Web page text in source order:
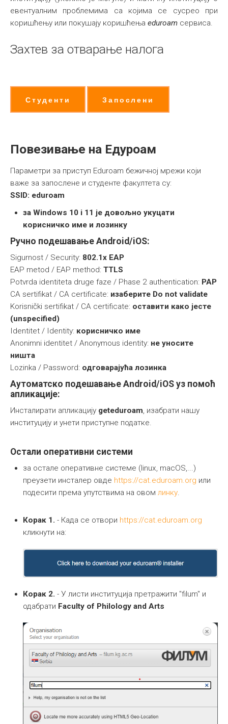
евентуалним проблемима са којима се сусрео при
коришћењу или покушају коришћења eduroam сервиса.
Захтев за отварање налога
Студенти Запослени
Повезивање на Едуроам
Параметри за приступ Eduroam бежичној мрежи који
важе за запослене и студенте факултета су:
SSID: eduroam
за Windows 10 i 11 је довољно укуцати
корисничко име и лозинку
Ручно подешавање Аndroid/iOS:
Sigurnost / Security: 802.1x EAP
EAP metod / EAP method: TTLS
Potvrda identiteta druge faze / Phase 2 authentication: PAP
CA sertifikat / CA certificate: изаберите Do not validate
Korisnički sertifikat / CA certificate: оставити како јесте
(unspecified)
Identitet / Identity: корисничко име
Anonimni identitet / Anonymous identity: не уносите
ништа
Lozinka / Password: одговарајућа лозинка
Аутоматско подешавање Аndroid/iOS уз помоћ
апликације:
Инсталирати апликацију geteduroam, изабрати нашу
институцију и унети приступне податке.
Oстали оперативни системи
за остале оперативне системе (linux, macOS,...)
преузети инсталер овде https://cat.eduroam.org или
подесити према упутствима на овом линку.
Корак 1. - Када се отвори https://cat.eduroam.org
кликнути на:
Корак 2. - У листи институција претражити "filum" и
одабрати Faculty of Philology and Arts